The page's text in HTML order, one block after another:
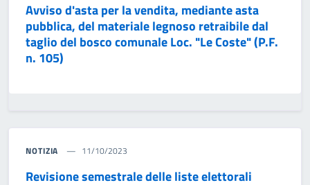
Avviso d'asta per la vendita, mediante asta
pubblica, del materiale legnoso retraibile dal
taglio del bosco comunale Loc. "Le Coste" (P.F.
n. 105)
NOTIZIA 11/10/2023
Revisione semestrale delle liste elettorali